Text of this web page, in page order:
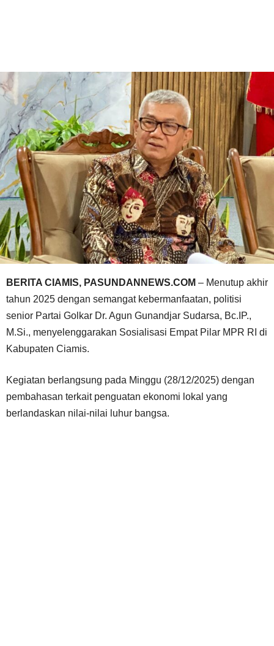
BERITA CIAMIS, PASUNDANNEWS.COM – Menutup akhir
tahun 2025 dengan semangat kebermanfaatan, politisi
senior Partai Golkar Dr. Agun Gunandjar Sudarsa, Bc.IP.,
M.Si., menyelenggarakan Sosialisasi Empat Pilar MPR RI di
Kabupaten Ciamis.
Kegiatan berlangsung pada Minggu (28/12/2025) dengan
pembahasan terkait penguatan ekonomi lokal yang
berlandaskan nilai-nilai luhur bangsa.